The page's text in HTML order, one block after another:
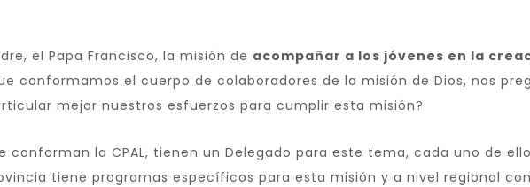
el Papa Francisco, la misión de acompañar a los jóvenes en la
conformamos el cuerpo de colaboradores de la misión de Dios, nos
mejor nuestros esfuerzos para cumplir esta misión?
conforman la CPAL, tienen un Delegado para este tema, cada uno de
tiene programas específicos para esta misión y a nivel regional